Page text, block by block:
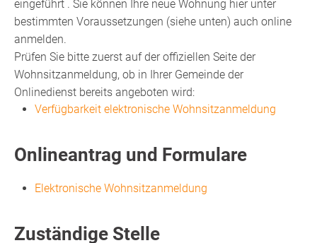
eingeführt . Sie können Ihre neue Wohnung hier unter
bestimmten Voraussetzungen (siehe unten) auch online
anmelden.
Prüfen Sie bitte zuerst auf der offiziellen Seite der
Wohnsitzanmeldung, ob in Ihrer Gemeinde der
Onlinedienst bereits angeboten wird:
Verfügbarkeit elektronische Wohnsitzanmeldung
Onlineantrag und Formulare
Elektronische Wohnsitzanmeldung
Zuständige Stelle